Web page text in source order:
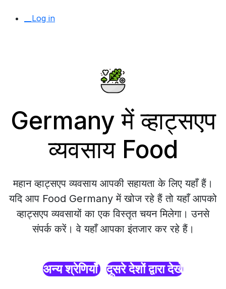
__Log in
Germany में व्हाट्सएप
व्यवसाय Food
महान व्हाट्सएप व्यवसाय आपकी सहायता के लिए यहाँ हैं।
यदि आप Food Germany में खोज रहे हैं तो यहाँ आपको
व्हाट्सएप व्यवसायों का एक विस्तृत चयन मिलेगा। उनसे
संपर्क करें। वे यहाँ आपका इंतजार कर रहे हैं।
अन्य श्रेणियाँ दूसरे देशों द्वारा देखें